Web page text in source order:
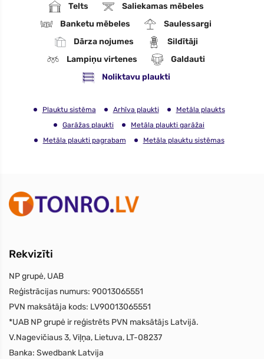
Telts
Saliekamas mēbeles
Banketu mēbeles
Saulessargi
Dārza nojumes
Sildītāji
Lampiņu virtenes
Galdauti
Noliktavu plaukti
Plauktu sistēma Arhīva plaukti
Metāla plaukts
Garāžas plaukti
Metāla plaukti garāžai
Metāla plaukti pagrabam
Metāla plauktu sistēmas
Rekvizīti
NP grupė, UAB
Reģistrācijas numurs: 90013065551
PVN maksātāja kods: LV90013065551
*UAB NP grupė ir reģistrēts PVN maksātājs Latvijā.
V.Nagevičiaus 3, Viļņa, Lietuva, LT-08237
Banka: Swedbank Latvija